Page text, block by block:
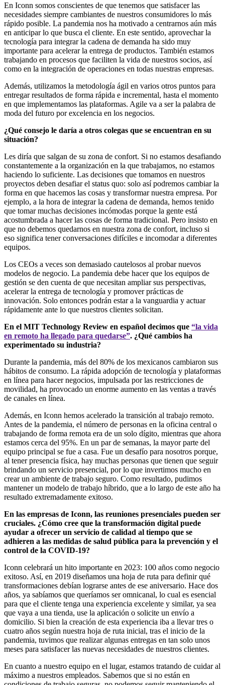
En Iconn somos conscientes de que tenemos que satisfacer las
necesidades siempre cambiantes de nuestros consumidores lo más
rápido posible. La pandemia nos ha motivado a centrarnos aún más
en anticipar lo que busca el cliente. En este sentido, aprovechar la
tecnología para integrar la cadena de demanda ha sido muy
importante para acelerar la entrega de productos. También estamos
trabajando en procesos que faciliten la vida de nuestros socios, así
como en la integración de operaciones en todas nuestras empresas.
Además, utilizamos la metodología ágil en varios otros puntos para
entregar resultados de forma rápida e incremental, hasta el momento
en que implementamos las plataformas. Agile va a ser la palabra de
moda del futuro por excelencia en los negocios.
¿Qué consejo le daría a otros colegas que se encuentran en su
situación?
Les diría que salgan de su zona de confort. Si no estamos desafiando
constantemente a la organización en la que trabajamos, no estamos
haciendo lo suficiente. Las decisiones que tomamos en nuestros
proyectos deben desafiar el status quo: solo así podremos cambiar la
forma en que hacemos las cosas y transformar nuestra empresa. Por
ejemplo, a la hora de integrar la cadena de demanda, hemos tenido
que tomar muchas decisiones incómodas porque la gente está
acostumbrada a hacer las cosas de forma tradicional. Pero insisto en
que no debemos quedarnos en nuestra zona de confort, incluso si
eso significa tener conversaciones difíciles e incomodar a diferentes
equipos.
Los CEOs a veces son demasiado cautelosos al probar nuevos
modelos de negocio. La pandemia debe hacer que los equipos de
gestión se den cuenta de que necesitan ampliar sus perspectivas,
acelerar la entrega de tecnología y promover prácticas de
innovación. Solo entonces podrán estar a la vanguardia y actuar
rápidamente ante lo que nuestros clientes solicitan.
En el MIT Technology Review en español decimos que “la vida
en remoto ha llegado para quedarse”. ¿Qué cambios ha
experimentado su industria?
Durante la pandemia, más del 80% de los mexicanos cambiaron sus
hábitos de consumo. La rápida adopción de tecnología y plataformas
en línea para hacer negocios, impulsada por las restricciones de
movilidad, ha provocado un enorme aumento en las ventas a través
de canales en línea.
Además, en Iconn hemos acelerado la transición al trabajo remoto.
Antes de la pandemia, el número de personas en la oficina central o
trabajando de forma remota era de un solo dígito, mientras que ahora
estamos cerca del 95%. En un par de semanas, la mayor parte del
equipo principal se fue a casa. Fue un desafío para nosotros porque,
al tener presencia física, hay muchas personas que tienen que seguir
brindando un servicio presencial, por lo que invertimos mucho en
crear un ambiente de trabajo seguro. Como resultado, pudimos
mantener un modelo de trabajo híbrido, que a lo largo de este año ha
resultado extremadamente exitoso.
En las empresas de Iconn, las reuniones presenciales pueden ser
cruciales. ¿Cómo cree que la transformación digital puede
ayudar a ofrecer un servicio de calidad al tiempo que se
adhieren a las medidas de salud pública para la prevención y el
control de la COVID-19?
Iconn celebrará un hito importante en 2023: 100 años como negocio
exitoso. Así, en 2019 diseñamos una hoja de ruta para definir qué
transformaciones debían lograrse antes de ese aniversario. Hace dos
años, ya sabíamos que queríamos ser omnicanal, lo cual es esencial
para que el cliente tenga una experiencia excelente y similar, ya sea
que vaya a una tienda, use la aplicación o solicite un envío a
domicilio. Si bien la creación de esta experiencia iba a llevar tres o
cuatro años según nuestra hoja de ruta inicial, tras el inicio de la
pandemia, tuvimos que realizar algunas entregas en tan solo unos
meses para satisfacer las nuevas necesidades de nuestros clientes.
En cuanto a nuestro equipo en el lugar, estamos tratando de cuidar al
máximo a nuestros empleados. Sabemos que si no están en